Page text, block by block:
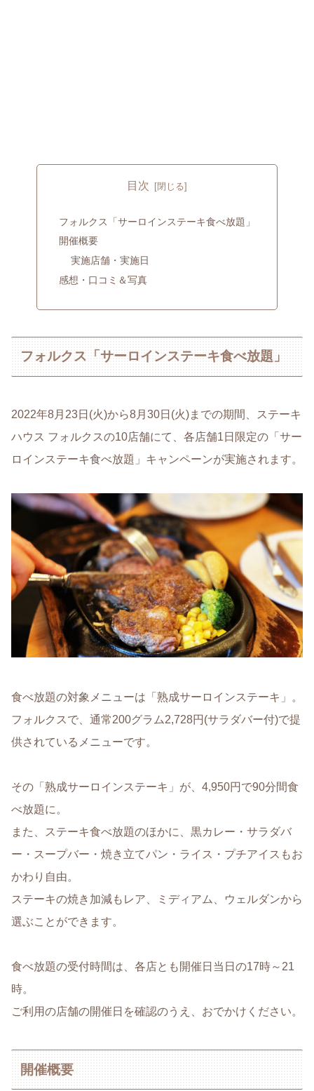
目次
フォルクス「サーロインステーキ食べ放題」
開催概要
実施店舗・実施日
感想・口コミ＆写真
フォルクス「サーロインステーキ食べ放題」
2022年8月23日(火)から8月30日(火)までの期間、ステーキ
ハウス フォルクスの10店舗にて、各店舗1日限定の「サー
ロインステーキ食べ放題」キャンペーンが実施されます。
食べ放題の対象メニューは「熟成サーロインステーキ」。
フォルクスで、通常200グラム2,728円(サラダバー付)で提
供されているメニューです。
その「熟成サーロインステーキ」が、4,950円で90分間食
べ放題に。
また、ステーキ食べ放題のほかに、黒カレー・サラダバ
ー・スープバー・焼き立てパン・ライス・プチアイスもお
かわり自由。
ステーキの焼き加減もレア、ミディアム、ウェルダンから
選ぶことができます。
食べ放題の受付時間は、各店とも開催日当日の17時～21
時。
ご利用の店舗の開催日を確認のうえ、おでかけください。
開催概要